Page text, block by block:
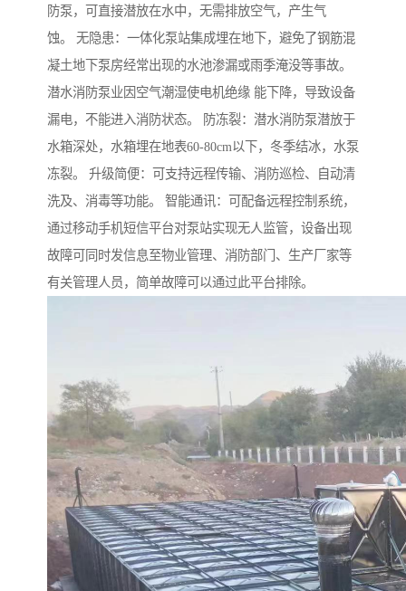
防泵，可直接潜放在水中，无需排放空气，产生气
蚀。 无隐患：一体化泵站集成埋在地下，避免了钢筋混
凝土地下泵房经常出现的水池渗漏或雨季淹没等事故。
潜水消防泵业因空气潮湿使电机绝缘 能下降，导致设备
漏电，不能进入消防状态。 防冻裂：潜水消防泵潜放于
水箱深处，水箱埋在地表60-80cm以下，冬季结冰，水泵
冻裂。 升级简便：可支持远程传输、消防巡检、自动清
洗及、消毒等功能。 智能通讯：可配备远程控制系统，
通过移动手机短信平台对泵站实现无人监管，设备出现
故障可同时发信息至物业管理、消防部门、生产厂家等
有关管理人员，简单故障可以通过此平台排除。